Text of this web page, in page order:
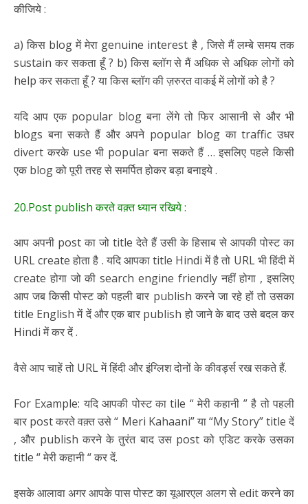
कीजिये :
a) किस blog में मेरा genuine interest है , जिसे मैं लम्बे समय तक
sustain कर सकता हूँ ? b) किस ब्लॉग से मैं अधिक से अधिक लोगों को
help कर सकता हूँ ? या किस ब्लॉग की ज़रुरत वाकई में लोगों को है ?
यदि आप एक popular blog बना लेंगे तो फिर आसानी से और भी
blogs बना सकते हैं और अपने popular blog का traffic उधर
divert करके use भी popular बना सकते हैं … इसलिए पहले किसी
एक blog को पूरी तरह से समर्पित होकर बड़ा बनाइये .
20.Post publish करते वक़्त ध्यान रखिये :
आप अपनी post का जो title देते हैं उसी के हिसाब से आपकी पोस्ट का
URL create होता है . यदि आपका title Hindi में है तो URL भी हिंदी में
create होगा जो की search engine friendly नहीं होगा , इसलिए
आप जब किसी पोस्ट को पहली बार publish करने जा रहे हों तो उसका
title English में दें और एक बार publish हो जाने के बाद उसे बदल कर
Hindi में कर दें .
वैसे आप चाहें तो URL में हिंदी और इंग्लिश दोनों के कीवर्ड्स रख सकते हैं.
For Example: यदि आपकी पोस्ट का tile “ मेरी कहानी ” है तो पहली
बार post करते वक़्त उसे “ Meri Kahaani” या “My Story” title दें
, और publish करने के तुरंत बाद उस post को एडिट करके उसका
title “ मेरी कहानी “ कर दें.
इसके आलावा अगर आपके पास पोस्ट का यूआरएल अलग से edit करने का